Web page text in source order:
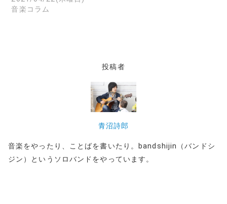
で
開
音楽コラム
投稿者
青沼詩郎
音楽をやったり、ことばを書いたり。bandshijin（バンドシ
ジン）というソロバンドをやっています。